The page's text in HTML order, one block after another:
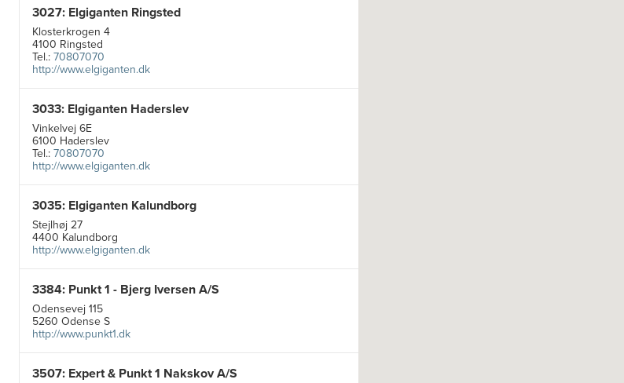
3027: Elgiganten Ringsted
Klosterkrogen 4
4100 Ringsted
Tel.: 70807070
http://www.elgiganten.dk
3033: Elgiganten Haderslev
Vinkelvej 6E
6100 Haderslev
Tel.: 70807070
http://www.elgiganten.dk
3035: Elgiganten Kalundborg
Stejlhøj 27
4400 Kalundborg
http://www.elgiganten.dk
3384: Punkt 1 - Bjerg Iversen A/S
Odensevej 115
5260 Odense S
http://www.punkt1.dk
3507: Expert & Punkt 1 Nakskov A/S